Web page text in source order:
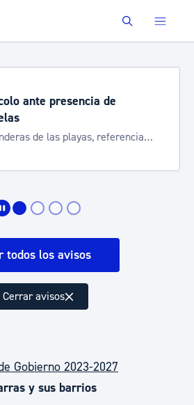
Buscar
presencia de
las playas, referencia
todos los avisos
Cerrar avisos
Gobierno 2023-2027
y sus barrios